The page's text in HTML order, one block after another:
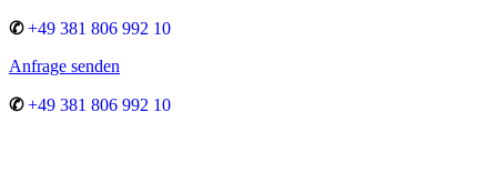
✆ +49 381 806 992 10
Anfrage senden
✆ +49 381 806 992 10